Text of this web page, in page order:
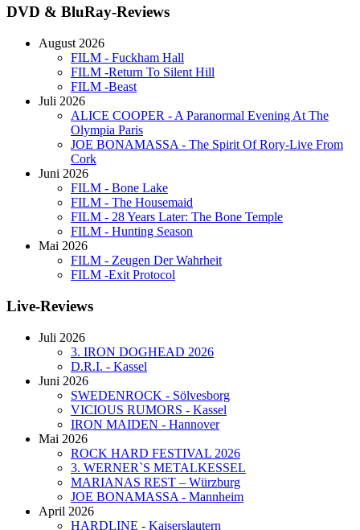
DVD & BluRay-Reviews
August 2026
FILM - Fuckham Hall
FILM -Return To Silent Hill
FILM -Beast
Juli 2026
ALICE COOPER - A Paranormal Evening At The
Olympia Paris
JOE BONAMASSA - The Spirit Of Rory-Live From
Cork
Juni 2026
FILM - Bone Lake
FILM - The Housemaid
FILM - 28 Years Later: The Bone Temple
FILM - Hunting Season
Mai 2026
FILM - Zeugen Der Wahrheit
FILM -Exit Protocol
Live-Reviews
Juli 2026
3. IRON DOGHEAD 2026
D.R.I. - Kassel
Juni 2026
SWEDENROCK - Sölvesborg
VICIOUS RUMORS - Kassel
IRON MAIDEN - Hannover
Mai 2026
ROCK HARD FESTIVAL 2026
3. WERNER`S METALKESSEL
MARIANAS REST – Würzburg
JOE BONAMASSA - Mannheim
April 2026
HARDLINE - Kaiserslautern